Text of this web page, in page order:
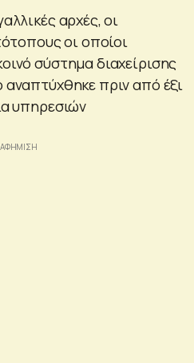
αρχές, οι
οι οποίοι
σύστημα διαχείρισης
πριν από έξι
υπηρεσιών